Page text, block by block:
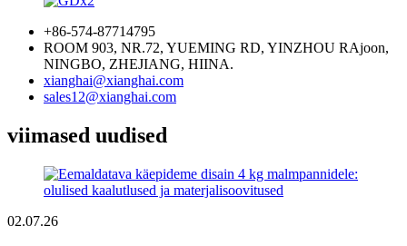
+86-574-87714795
ROOM 903, NR.72, YUEMING RD, YINZHOU RAjoon,
NINGBO, ZHEJIANG, HIINA.
xianghai@xianghai.com
sales12@xianghai.com
viimased uudised
02.07.26